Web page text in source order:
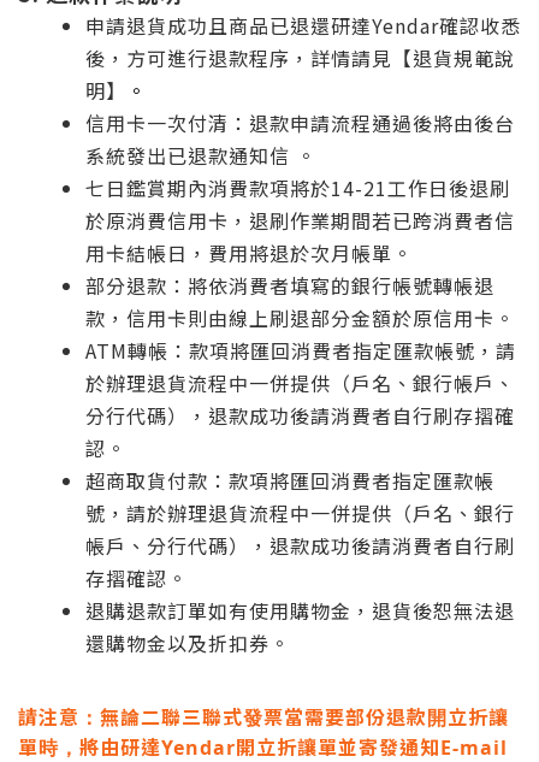
申請退貨成功且商品已退還研達Yendar確認收悉
後，方可進行退款程序，詳情請見【退貨規範說
明】
。
信用卡一次付清：退款申請流程通過後將由後台
系統發出已退款通知信 。
七日鑑賞期內消費款項將於14-21工作日後退刷
於原消費信用卡，退刷作業期間若已跨消費者信
用卡結帳日，費用將退於次月帳單。
部分退款：將依消費者填寫的銀行帳號轉帳退
款，信用卡則由線上刷退部分金額於原信用卡。
ATM轉帳：款項將匯回消費者指定匯款帳號，請
於辦理退貨流程中一併提供（戶名、銀行帳戶、
分行代碼），退款成功後請消費者自行刷存摺確
認。
超商取貨付款：款項將匯回消費者指定匯款帳
號，請於辦理退貨流程中一併提供（戶名、銀行
帳戶、分行代碼），退款成功後請消費者自行刷
存摺確認。
退購退款訂單如有使用購物金，退貨後恕無法退
還購物金以及折扣券。
請注意 ： 無論二聯三聯式發票當需要部份退款開立折讓
單時， 將由研達Yendar開立折讓單並寄發通知E-mail